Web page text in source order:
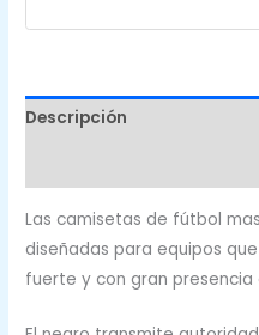
cantidad
Descripción
Las camisetas de fútbol
diseñadas para equipos
fuerte y con gran